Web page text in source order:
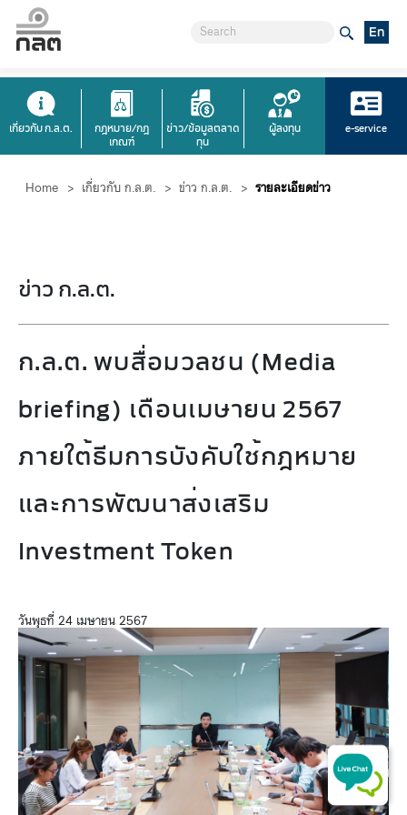
En
เกี่ยวกับ ก.ล.ต.
กฎหมาย/กฎ
เกณฑ์
ข่าว/ข้อมูลตลาด
ทุน
ผู้ลงทุน e-service
Home > เกี่ยวกับ ก.ล.ต. > ข่าว ก.ล.ต. > รายละเอียดข่าว
ข่าว ก.ล.ต.
ก.ล.ต. พบสื่อมวลชน (Media
briefing) เดือนเมษายน 2567
ภายใต้ธีมการบังคับใช้กฎหมาย
และการพัฒนาส่งเสริม
Investment Token
วันพุธที่ 24 เมษายน 2567